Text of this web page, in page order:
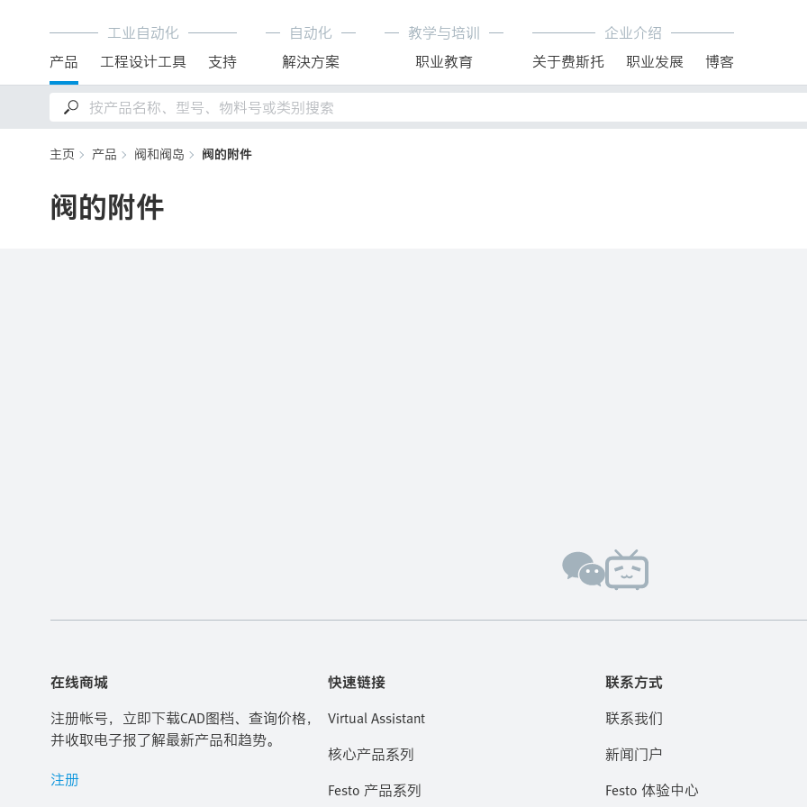
工业自动化
产品
工程设计工具 支持
自动化
解決方案
教学与培训
职业教育
企业介绍
关于费斯托
职业发展 博客
主页 产品 阀和阀岛 阀的附件
阀的附件
在线商城
注册帐号，立即下载CAD图档、查询价格，
并收取电子报了解最新产品和趋势。
注册
快速链接
Virtual Assistant
核心产品系列
Festo 产品系列
联系方式
联系我们
新闻门户
Festo 体验中心